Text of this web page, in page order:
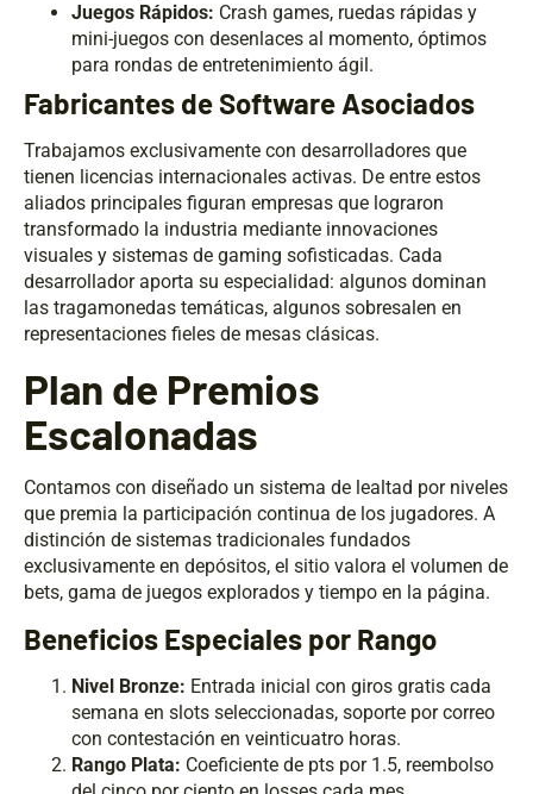
Juegos Rápidos: Crash games, ruedas rápidas y
mini-juegos con desenlaces al momento, óptimos
para rondas de entretenimiento ágil.
Fabricantes de Software Asociados
Trabajamos exclusivamente con desarrolladores que
tienen licencias internacionales activas. De entre estos
aliados principales figuran empresas que lograron
transformado la industria mediante innovaciones
visuales y sistemas de gaming sofisticadas. Cada
desarrollador aporta su especialidad: algunos dominan
las tragamonedas temáticas, algunos sobresalen en
representaciones fieles de mesas clásicas.
Plan de Premios
Escalonadas
Contamos con diseñado un sistema de lealtad por niveles
que premia la participación continua de los jugadores. A
distinción de sistemas tradicionales fundados
exclusivamente en depósitos, el sitio valora el volumen de
bets, gama de juegos explorados y tiempo en la página.
Beneficios Especiales por Rango
Nivel Bronze: Entrada inicial con giros gratis cada
semana en slots seleccionadas, soporte por correo
con contestación en veinticuatro horas.
Rango Plata: Coeficiente de pts por 1.5, reembolso